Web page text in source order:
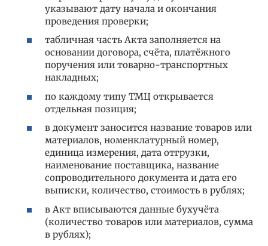
указывают дату начала и окончания
проведения проверки;
табличная часть Акта заполняется на
основании договора, счёта, платёжного
поручения или товарно-транспортных
накладных;
по каждому типу ТМЦ открывается
отдельная позиция;
в документ заносится название товаров или
материалов, номенклатурный номер,
единица измерения, дата отгрузки,
наименование поставщика, название
сопроводительного документа и дата его
выписки, количество, стоимость в рублях;
в Акт вписываются данные бухучёта
(количество товаров или материалов, сумма
в рублях);